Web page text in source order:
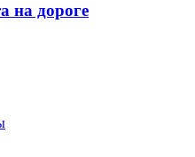
на дороге